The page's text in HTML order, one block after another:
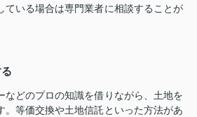
ている場合は専門業者に相談することが
などのプロの知識を借りながら、土地を
。等価交換や土地信託といった方法があ